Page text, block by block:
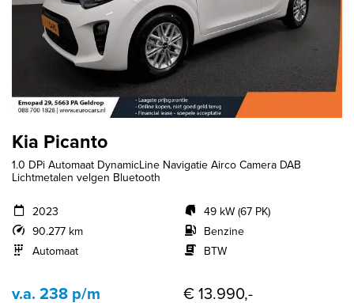
Kia Picanto
1.0 DPi Automaat DynamicLine Navigatie Airco Camera DAB
Lichtmetalen velgen Bluetooth
2023
90.277 km
Automaat
49 kW (67 PK)
Benzine
BTW
v.a. 238 p/m € 13.990,-